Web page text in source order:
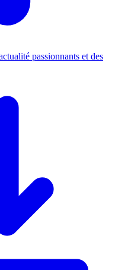
passionnants et des